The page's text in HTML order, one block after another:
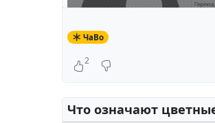
ЧаВо
2
Что означают